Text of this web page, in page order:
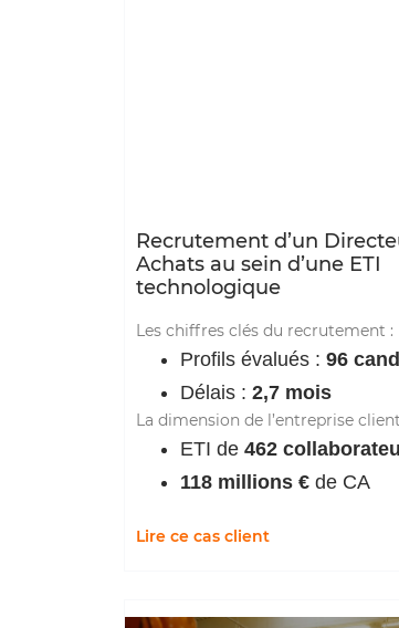
Recrutement d’un
Achats au sein d’une ETI
technologique
Les chiffres clés du recrutement :
Profils évalués : 96
Délais : 2,7 mois
La dimension de l’entreprise
ETI de 462
118 millions € de CA
Lire ce cas client